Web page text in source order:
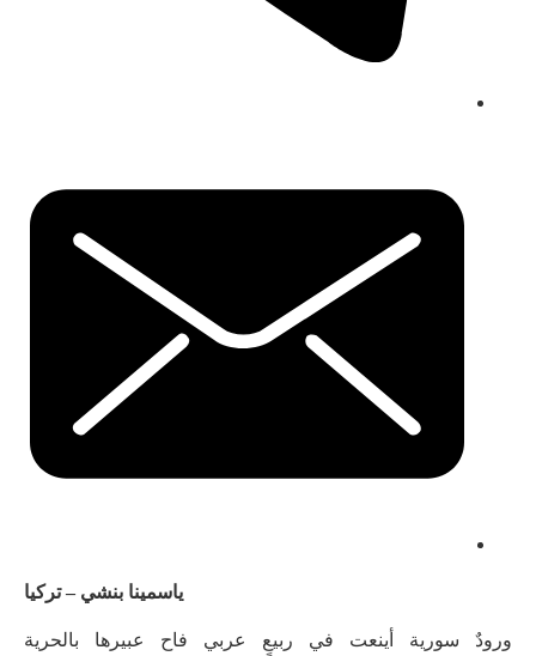
ياسمينا بنشي – تركيا
ورودٌ سورية أينعت في ربيعٍ عربي فاح عبيرها بالحرية